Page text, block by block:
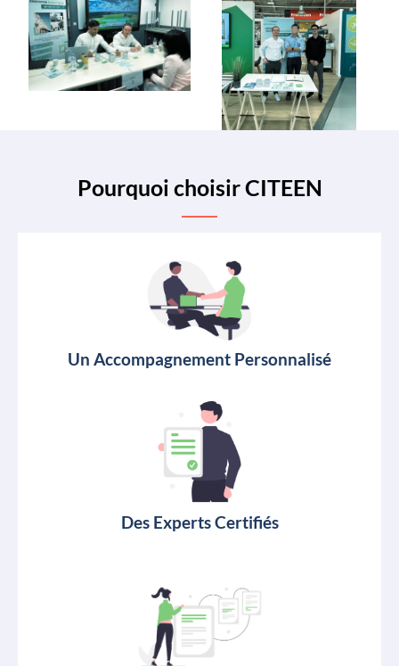
Pourquoi choisir CITEEN
Un Accompagnement Personnalisé
Des Experts Certifiés